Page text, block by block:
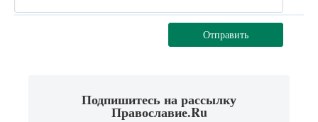
Отправить
Подпишитесь на рассылку
Православие.Ru